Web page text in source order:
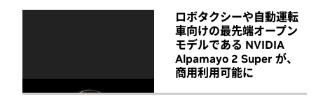
ロボタクシーや自動運転
車向けの最先端オープン
モデルである NVIDIA
Alpamayo 2 Super が、
商用利用可能に